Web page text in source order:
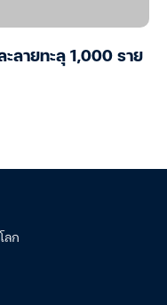
ลายทะลุ 1,000 ราย
ลก